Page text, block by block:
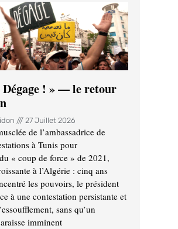
Dégage ! » — le retour
27 Juillet 2026
de l’ambassadrice de
à Tunis pour
« coup de force » de 2021,
à l’Algérie : cinq ans
les pouvoirs, le président
à une contestation persistante et
sans qu’un
imminent